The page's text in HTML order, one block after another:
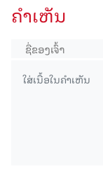
ຄໍາເຫັນ